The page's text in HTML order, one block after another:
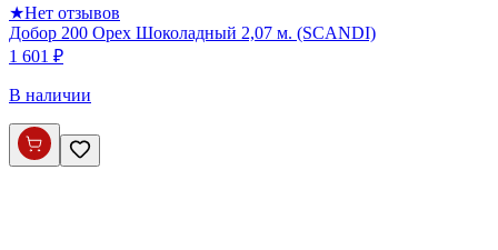
★Нет отзывов
Добор 200 Орех Шоколадный 2,07 м. (SCANDI)
1 601 ₽
В наличии